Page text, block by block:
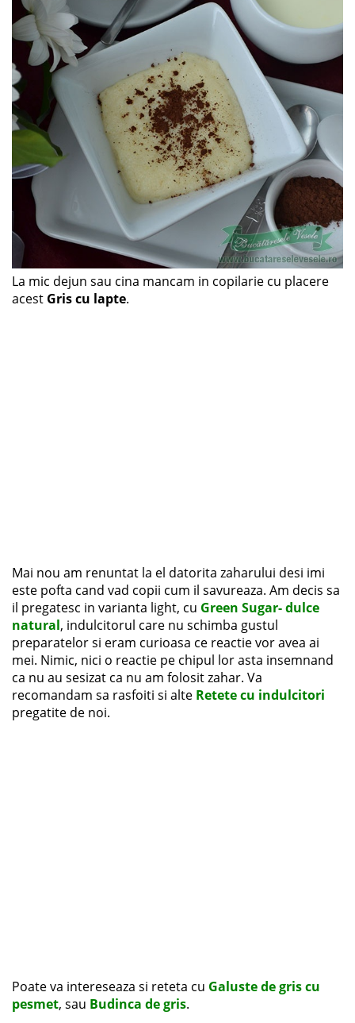
La mic dejun sau cina mancam in copilarie cu placere
acest Gris cu lapte.
Mai nou am renuntat la el datorita zaharului desi imi
este pofta cand vad copii cum il savureaza. Am decis sa
il pregatesc in varianta light, cu Green Sugar- dulce
natural, indulcitorul care nu schimba gustul
preparatelor si eram curioasa ce reactie vor avea ai
mei. Nimic, nici o reactie pe chipul lor asta insemnand
ca nu au sesizat ca nu am folosit zahar. Va
recomandam sa rasfoiti si alte Retete cu indulcitori
pregatite de noi.
Poate va intereseaza si reteta cu Galuste de gris cu
pesmet, sau Budinca de gris.